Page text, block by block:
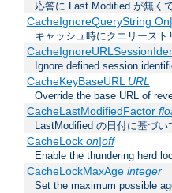
応答に Last Modified が無く
CacheIgnoreQueryString
キャッシュ時にクエリースト
Ignore defined session
CacheKeyBaseURL URL
Override the base URL of
CacheLastModifiedFactor
LastModified の日付に基づ
CacheLock on|off
Enable the thundering herd
CacheLockMaxAge integer
Set the maximum possible